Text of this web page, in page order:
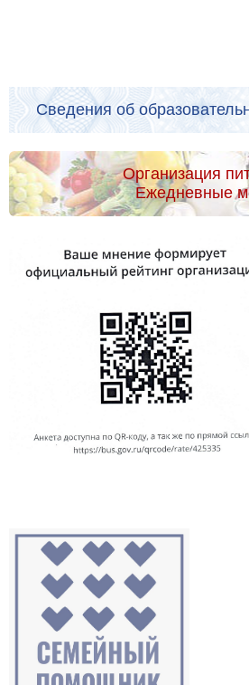
Сведения об
Организация
Ежедневные